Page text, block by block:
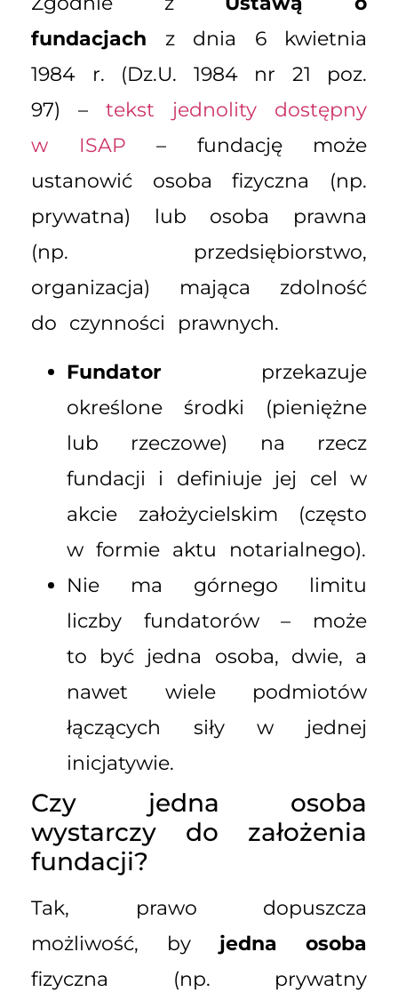
fundacjach z dnia 6 kwietnia
1984 r. (Dz.U. 1984 nr 21 poz.
97) – tekst jednolity dostępny
w ISAP – fundację może
ustanowić osoba fizyczna (np.
prywatna) lub osoba prawna
(np. przedsiębiorstwo,
organizacja) mająca zdolność
do czynności prawnych.
Fundator przekazuje
określone środki (pieniężne
lub rzeczowe) na rzecz
fundacji i definiuje jej cel w
akcie założycielskim (często
w formie aktu notarialnego).
Nie ma górnego limitu
liczby fundatorów – może
to być jedna osoba, dwie, a
nawet wiele podmiotów
łączących siły w jednej
inicjatywie.
Czy jedna osoba
wystarczy do założenia
fundacji?
Tak, prawo dopuszcza
możliwość, by jedna osoba
fizyczna (np. prywatny